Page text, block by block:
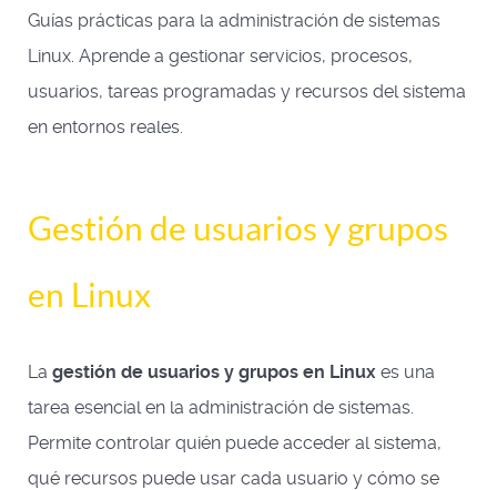
Guías prácticas para la administración de sistemas
Linux. Aprende a gestionar servicios, procesos,
usuarios, tareas programadas y recursos del sistema
en entornos reales.
Gestión de usuarios y grupos
en Linux
La gestión de usuarios y grupos en Linux es una
tarea esencial en la administración de sistemas.
Permite controlar quién puede acceder al sistema,
qué recursos puede usar cada usuario y cómo se